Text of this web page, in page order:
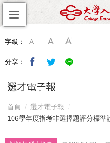
字級：
分享：
選才電子報
首頁
選才電子報
106學年度指考非選擇題評分標